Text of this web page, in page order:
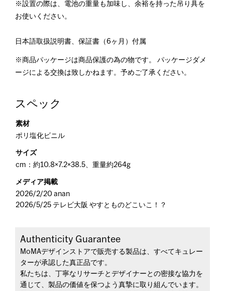
※設置の際は、電池の重量も加味し、余裕を持った吊り具を
お使いください。
日本語取扱説明書、保証書（6ヶ月）付属
※商品パッケージは商品保護の為の物です。 パッケージダメ
ージによる交換は致しかねます。予めご了承ください。
スペック
素材
ポリ塩化ビニル
サイズ
cm：約10.8×7.2×38.5、重量約264g
メディア掲載
2026/2/20 anan
2026/5/25 テレビ大阪 やすとものどこいこ！？
Authenticity Guarantee
MoMAデザインストアで販売する製品は、すべてキュレー
ターが承認した真正品です。
私たちは、丁寧なリサーチとデザイナーとの密接な協力を
通じて、製品の価値を保つよう真摯に取り組んでいます。